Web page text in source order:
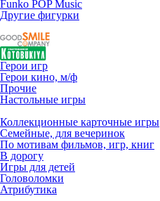
Funko POP Music
Другие фигурки
Герои игр
Герои кино, м/ф
Прочие
Настольные игры
Коллекционные карточные игры
Семейные, для вечеринок
По мотивам фильмов, игр, книг
В дорогу
Игры для детей
Головоломки
Атрибутика